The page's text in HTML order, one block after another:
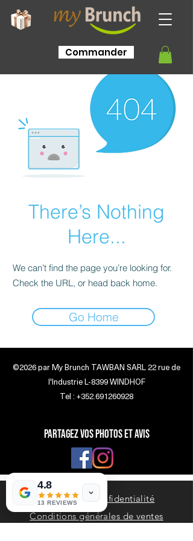
Commander
There’s Nothing
Here...
We can’t find the page you’re looking for.
Check the URL, or head back home.
Go Home
©2026 parMy Brunch TAWBAN SARL 22 rue de
l'Industrie L-8399 WINDHOF
Tel : +352.691260928
Partagez vos photos et avis
Politique de confidentialité
Conditions générales de ventes
4.8
13 REVIEWS